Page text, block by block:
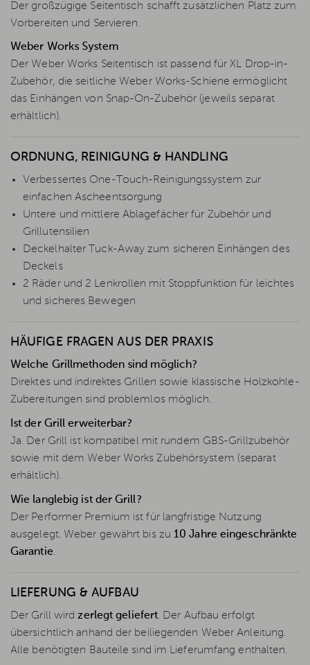
Der großzügige Seitentisch schafft zusätzlichen Platz zum
Vorbereiten und Servieren.
Weber Works System
Der Weber Works Seitentisch ist passend für XL Drop-in-
Zubehör, die seitliche Weber Works-Schiene ermöglicht
das Einhängen von Snap-On-Zubehör (jeweils separat
erhältlich).
ORDNUNG, REINIGUNG & HANDLING
Verbessertes One-Touch-Reinigungssystem zur
einfachen Ascheentsorgung
Untere und mittlere Ablagefächer für Zubehör und
Grillutensilien
Deckelhalter Tuck-Away zum sicheren Einhängen des
Deckels
2 Räder und 2 Lenkrollen mit Stoppfunktion für leichtes
und sicheres Bewegen
HÄUFIGE FRAGEN AUS DER PRAXIS
Welche Grillmethoden sind möglich?
Direktes und indirektes Grillen sowie klassische Holzkohle-
Zubereitungen sind problemlos möglich.
Ist der Grill erweiterbar?
Ja. Der Grill ist kompatibel mit rundem GBS-Grillzubehör
sowie mit dem Weber Works Zubehörsystem (separat
erhältlich).
Wie langlebig ist der Grill?
Der Performer Premium ist für langfristige Nutzung
ausgelegt. Weber gewährt bis zu 10 Jahre eingeschränkte
Garantie.
LIEFERUNG & AUFBAU
Der Grill wirdzerlegt geliefert. Der Aufbau erfolgt
übersichtlich anhand der beiliegenden Weber Anleitung.
Alle benötigten Bauteile sind im Lieferumfang enthalten.